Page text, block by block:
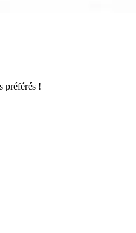
préférés !